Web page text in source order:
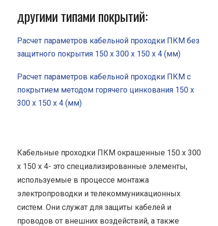
другими типами покрытий:
Расчет параметров кабельной проходки ПКМ без
защитного покрытия 150 x 300 x 150 x 4 (мм)
Расчет параметров кабельной проходки ПКМ с
покрытием методом горячего цинкования 150 x
300 x 150 x 4 (мм)
Кабельные проходки ПКМ окрашенные 150 x 300
x 150 x 4- это специализированные элементы,
используемые в процессе монтажа
электропроводки и телекоммуникационных
систем. Они служат для защиты кабелей и
проводов от внешних воздействий, а также